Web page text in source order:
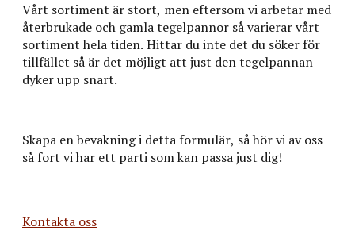
Vårt sortiment är stort, men eftersom vi arbetar med
återbrukade och gamla tegelpannor så varierar vårt
sortiment hela tiden. Hittar du inte det du söker för
tillfället så är det möjligt att just den tegelpannan
dyker upp snart.
Skapa en bevakning i detta formulär, så hör vi av oss
så fort vi har ett parti som kan passa just dig!
Kontakta oss